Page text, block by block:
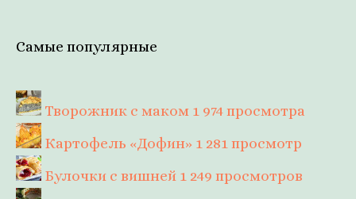
Самые популярные
Творожник с маком 1 974 просмотра
Картофель «Дофин» 1 281 просмотр
Булочки с вишней 1 249 просмотров